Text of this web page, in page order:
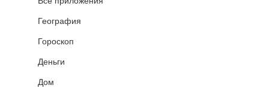
География
Гороскоп
Деньги
Дом